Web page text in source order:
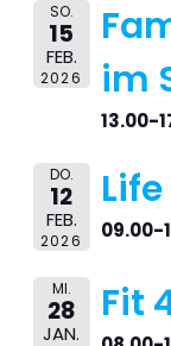
SO.
15
FEB.
2026
im
13.00-
DO.
12
FEB.
2026 09.00-
MI.
28
JAN.
Fit